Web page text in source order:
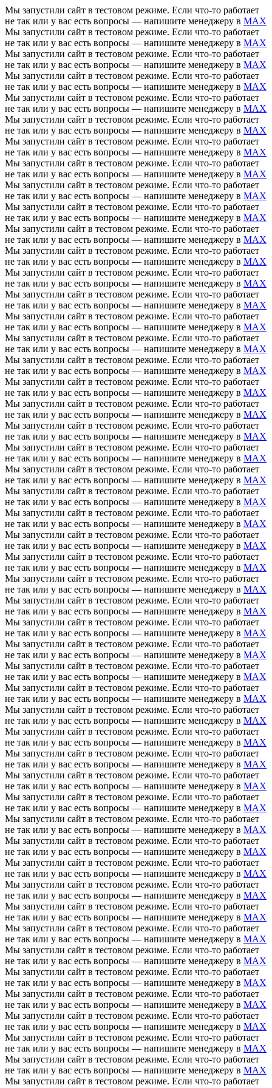
Мы запустили сайт в тестовом режиме. Если что-то работает
не так или у вас есть вопросы — напишите менеджеру в MAX
Мы запустили сайт в тестовом режиме. Если что-то работает
не так или у вас есть вопросы — напишите менеджеру в MAX
Мы запустили сайт в тестовом режиме. Если что-то работает
не так или у вас есть вопросы — напишите менеджеру в MAX
Мы запустили сайт в тестовом режиме. Если что-то работает
не так или у вас есть вопросы — напишите менеджеру в MAX
Мы запустили сайт в тестовом режиме. Если что-то работает
не так или у вас есть вопросы — напишите менеджеру в MAX
Мы запустили сайт в тестовом режиме. Если что-то работает
не так или у вас есть вопросы — напишите менеджеру в MAX
Мы запустили сайт в тестовом режиме. Если что-то работает
не так или у вас есть вопросы — напишите менеджеру в MAX
Мы запустили сайт в тестовом режиме. Если что-то работает
не так или у вас есть вопросы — напишите менеджеру в MAX
Мы запустили сайт в тестовом режиме. Если что-то работает
не так или у вас есть вопросы — напишите менеджеру в MAX
Мы запустили сайт в тестовом режиме. Если что-то работает
не так или у вас есть вопросы — напишите менеджеру в MAX
Мы запустили сайт в тестовом режиме. Если что-то работает
не так или у вас есть вопросы — напишите менеджеру в MAX
Мы запустили сайт в тестовом режиме. Если что-то работает
не так или у вас есть вопросы — напишите менеджеру в MAX
Мы запустили сайт в тестовом режиме. Если что-то работает
не так или у вас есть вопросы — напишите менеджеру в MAX
Мы запустили сайт в тестовом режиме. Если что-то работает
не так или у вас есть вопросы — напишите менеджеру в MAX
Мы запустили сайт в тестовом режиме. Если что-то работает
не так или у вас есть вопросы — напишите менеджеру в MAX
Мы запустили сайт в тестовом режиме. Если что-то работает
не так или у вас есть вопросы — напишите менеджеру в MAX
Мы запустили сайт в тестовом режиме. Если что-то работает
не так или у вас есть вопросы — напишите менеджеру в MAX
Мы запустили сайт в тестовом режиме. Если что-то работает
не так или у вас есть вопросы — напишите менеджеру в MAX
Мы запустили сайт в тестовом режиме. Если что-то работает
не так или у вас есть вопросы — напишите менеджеру в MAX
Мы запустили сайт в тестовом режиме. Если что-то работает
не так или у вас есть вопросы — напишите менеджеру в MAX
Мы запустили сайт в тестовом режиме. Если что-то работает
не так или у вас есть вопросы — напишите менеджеру в MAX
Мы запустили сайт в тестовом режиме. Если что-то работает
не так или у вас есть вопросы — напишите менеджеру в MAX
Мы запустили сайт в тестовом режиме. Если что-то работает
не так или у вас есть вопросы — напишите менеджеру в MAX
Мы запустили сайт в тестовом режиме. Если что-то работает
не так или у вас есть вопросы — напишите менеджеру в MAX
Мы запустили сайт в тестовом режиме. Если что-то работает
не так или у вас есть вопросы — напишите менеджеру в MAX
Мы запустили сайт в тестовом режиме. Если что-то работает
не так или у вас есть вопросы — напишите менеджеру в MAX
Мы запустили сайт в тестовом режиме. Если что-то работает
не так или у вас есть вопросы — напишите менеджеру в MAX
Мы запустили сайт в тестовом режиме. Если что-то работает
не так или у вас есть вопросы — напишите менеджеру в MAX
Мы запустили сайт в тестовом режиме. Если что-то работает
не так или у вас есть вопросы — напишите менеджеру в MAX
Мы запустили сайт в тестовом режиме. Если что-то работает
не так или у вас есть вопросы — напишите менеджеру в MAX
Мы запустили сайт в тестовом режиме. Если что-то работает
не так или у вас есть вопросы — напишите менеджеру в MAX
Мы запустили сайт в тестовом режиме. Если что-то работает
не так или у вас есть вопросы — напишите менеджеру в MAX
Мы запустили сайт в тестовом режиме. Если что-то работает
не так или у вас есть вопросы — напишите менеджеру в MAX
Мы запустили сайт в тестовом режиме. Если что-то работает
не так или у вас есть вопросы — напишите менеджеру в MAX
Мы запустили сайт в тестовом режиме. Если что-то работает
не так или у вас есть вопросы — напишите менеджеру в MAX
Мы запустили сайт в тестовом режиме. Если что-то работает
не так или у вас есть вопросы — напишите менеджеру в MAX
Мы запустили сайт в тестовом режиме. Если что-то работает
не так или у вас есть вопросы — напишите менеджеру в MAX
Мы запустили сайт в тестовом режиме. Если что-то работает
не так или у вас есть вопросы — напишите менеджеру в MAX
Мы запустили сайт в тестовом режиме. Если что-то работает
не так или у вас есть вопросы — напишите менеджеру в MAX
Мы запустили сайт в тестовом режиме. Если что-то работает
не так или у вас есть вопросы — напишите менеджеру в MAX
Мы запустили сайт в тестовом режиме. Если что-то работает
не так или у вас есть вопросы — напишите менеджеру в MAX
Мы запустили сайт в тестовом режиме. Если что-то работает
не так или у вас есть вопросы — напишите менеджеру в MAX
Мы запустили сайт в тестовом режиме. Если что-то работает
не так или у вас есть вопросы — напишите менеджеру в MAX
Мы запустили сайт в тестовом режиме. Если что-то работает
не так или у вас есть вопросы — напишите менеджеру в MAX
Мы запустили сайт в тестовом режиме. Если что-то работает
не так или у вас есть вопросы — напишите менеджеру в MAX
Мы запустили сайт в тестовом режиме. Если что-то работает
не так или у вас есть вопросы — напишите менеджеру в MAX
Мы запустили сайт в тестовом режиме. Если что-то работает
не так или у вас есть вопросы — напишите менеджеру в MAX
Мы запустили сайт в тестовом режиме. Если что-то работает
не так или у вас есть вопросы — напишите менеджеру в MAX
Мы запустили сайт в тестовом режиме. Если что-то работает
не так или у вас есть вопросы — напишите менеджеру в MAX
Мы запустили сайт в тестовом режиме. Если что-то работает